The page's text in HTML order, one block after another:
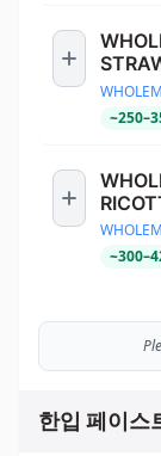
~250–
~300–
한입 페이스